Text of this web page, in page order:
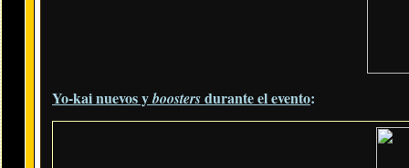
Yo-kai nuevos yboostersdurante el evento: